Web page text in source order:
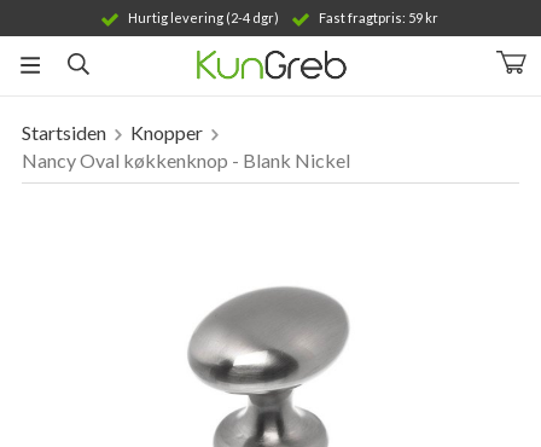
Hurtig levering (2-4 dgr) Fast fragtpris: 59 kr
Produktet er blevet tilføjet til din indkøbskurv
Startsiden
Knopper
Nancy Oval køkkenknop - Blank Nickel